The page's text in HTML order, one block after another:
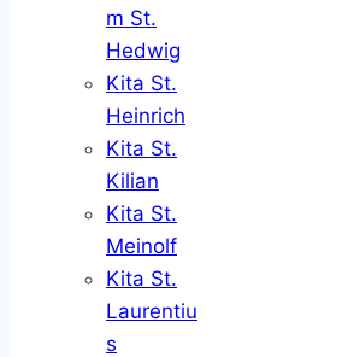
m St.
Hedwig
Kita St.
Heinrich
Kita St.
Kilian
Kita St.
Meinolf
Kita St.
Laurentiu
s